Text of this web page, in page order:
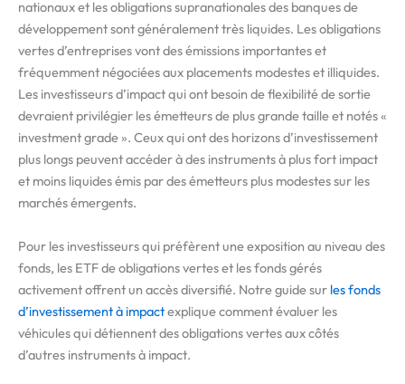
nationaux et les obligations supranationales des banques de
développement sont généralement très liquides. Les obligations
vertes d’entreprises vont des émissions importantes et
fréquemment négociées aux placements modestes et illiquides.
Les investisseurs d’impact qui ont besoin de flexibilité de sortie
devraient privilégier les émetteurs de plus grande taille et notés «
investment grade ». Ceux qui ont des horizons d’investissement
plus longs peuvent accéder à des instruments à plus fort impact
et moins liquides émis par des émetteurs plus modestes sur les
marchés émergents.
Pour les investisseurs qui préfèrent une exposition au niveau des
fonds, les ETF de obligations vertes et les fonds gérés
activement offrent un accès diversifié. Notre guide sur les fonds
d’investissement à impactexplique comment évaluer les
véhicules qui détiennent des obligations vertes aux côtés
d’autres instruments à impact.